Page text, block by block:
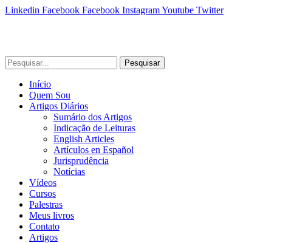
Linkedin Facebook Facebook InstagramYoutube Twitter
Pesquisar
Início
Quem Sou
Artigos Diários
Sumário dos Artigos
Indicação de Leituras
English Articles
Artículos en Español
Jurisprudência
Notícias
Vídeos
Cursos
Palestras
Meus livros
Contato
Artigos